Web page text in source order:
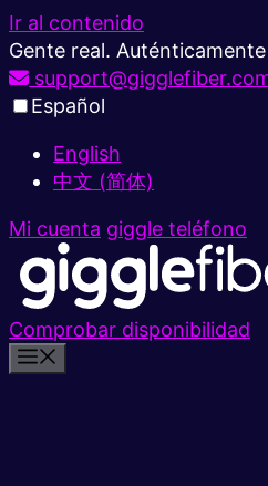
Ir al contenido
Gente real.
Español
English
中文 (简体)
Mi cuenta giggle teléfono
Comprobar disponibilidad